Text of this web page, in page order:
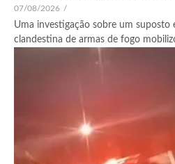
07/08/2026 /
Uma investigação sobre um suposto
clandestina de armas de fogo